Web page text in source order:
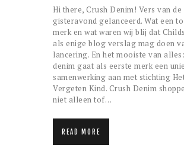
Hi there, Crush Denim! Vers van de
gisteravond gelanceerd. Wat een
merk en wat waren wij blij dat
als enige blog verslag mag doen
lancering. En het mooiste van
denim gaat als eerste merk een
samenwerking aan met stichting
Vergeten Kind. Crush Denim
niet alleen tof…
READ MORE